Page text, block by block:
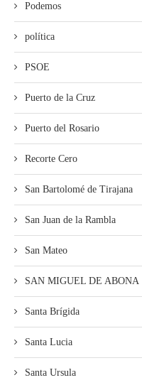
Podemos
política
PSOE
Puerto de la Cruz
Puerto del Rosario
Recorte Cero
San Bartolomé de Tirajana
San Juan de la Rambla
San Mateo
SAN MIGUEL DE ABONA
Santa Brígida
Santa Lucia
Santa Ursula